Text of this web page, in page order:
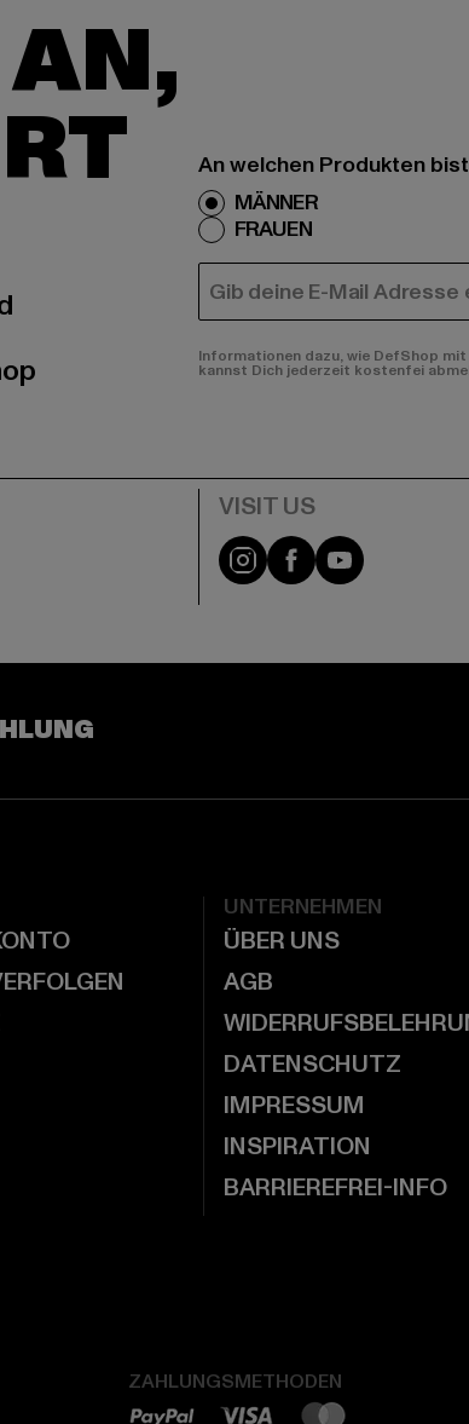
An welchen Produkten
MÄNNER
FRAUEN
E-MAIL
Informationen dazu, wie DefShop
kannst Dich jederzeit kostenfei
Visit our Instagram
Visit ourVisit our
UNTERNEHMEN
ÜBER UNS
AGB
DATENSCHUTZ
IMPRESSUM
INSPIRATION
BARRIEREFREI-INFO
ZAHLUNGSMETHODEN